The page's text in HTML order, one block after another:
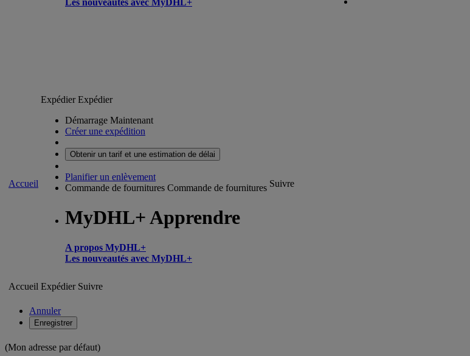
Accueil
ExpédierExpédier
Démarrage Maintenant
Créer une expédition
Obtenir un tarif et une estimation de délai
Planifier un enlèvement
Commande de fournitures Commande de fournitures
MyDHL+ Apprendre
A propos MyDHL+
Les nouveautés avec MyDHL+
Suivre
Accueil Expédier Suivre
Annuler
Enregistrer
(Mon adresse par défaut)